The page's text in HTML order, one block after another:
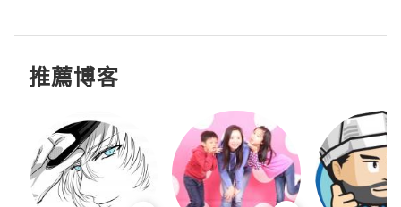
推薦博客